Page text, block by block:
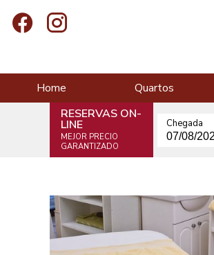
Home Quartos
RESERVAS ON-
LINE
MEJOR PRECIO
GARANTIZADO
Chegada